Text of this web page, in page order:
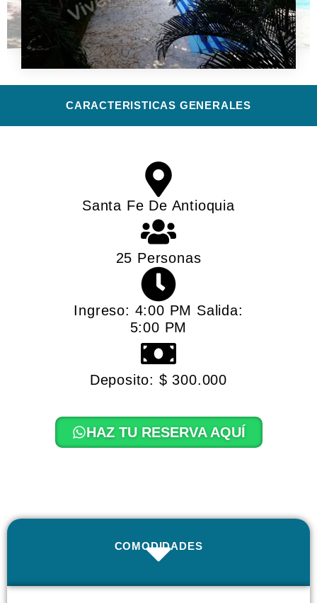
CARACTERISTICAS GENERALES​
Santa Fe De Antioquia
25 Personas
Ingreso: 4:00 PM Salida:
5:00 PM
Deposito: $ 300.000
HAZ TU RESERVA AQUÍ
COMODIDADES